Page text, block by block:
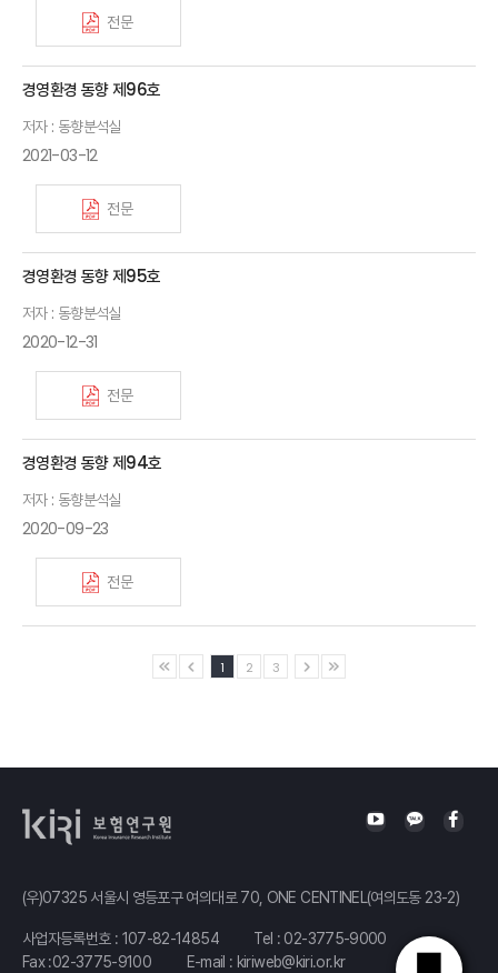
전문
경영환경 동향 제96호
저자 : 동향분석실
2021-03-12
전문
경영환경 동향 제95호
저자 : 동향분석실
2020-12-31
전문
경영환경 동향 제94호
저자 : 동향분석실
2020-09-23
전문
1 2 3
(우)07325 서울시 영등포구 여의대로 70, ONE CENTINEL(여의도동 23-2)
사업자등록번호 : 107-82-14854 Tel : 02-3775-9000
Fax :02-3775-9100
E-mail : kiriweb@kiri.or.kr